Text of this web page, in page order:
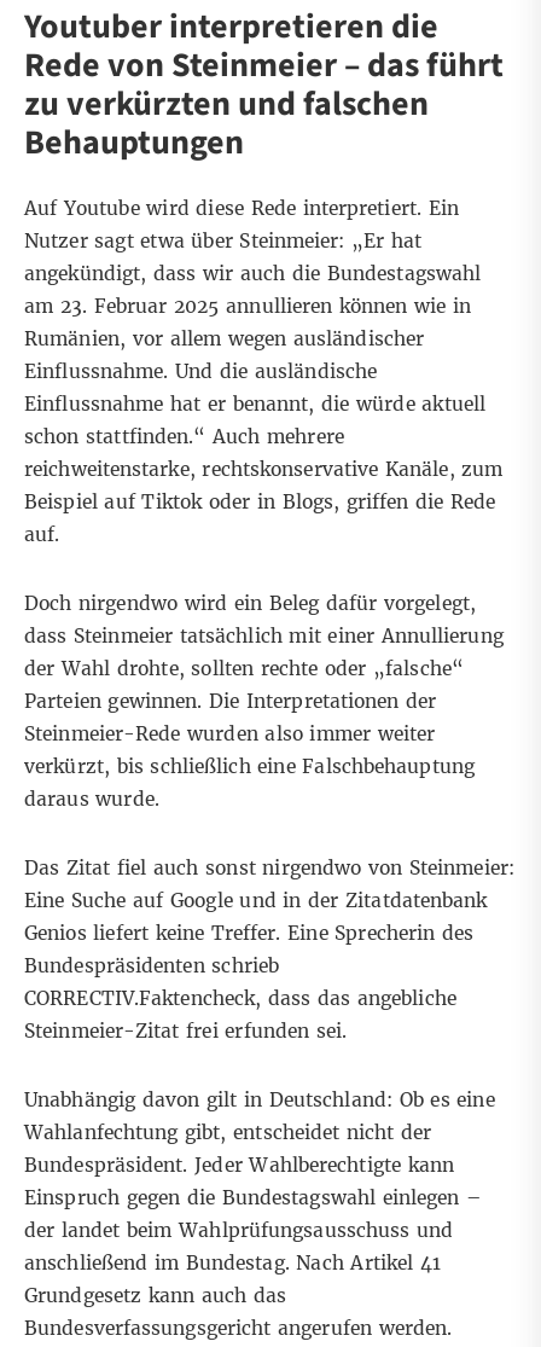
Youtuber interpretieren die
Rede von Steinmeier – das führt
zu verkürzten und falschen
Behauptungen
Auf Youtube wird diese Rede interpretiert. Ein
Nutzer sagt etwa über Steinmeier: „Er hat
angekündigt, dass wir auch die Bundestagswahl
am 23. Februar 2025 annullieren können wie in
Rumänien, vor allem wegen ausländischer
Einflussnahme. Und die ausländische
Einflussnahme hat er benannt, die würde aktuell
schon stattfinden.“ Auch mehrere
reichweitenstarke, rechtskonservative Kanäle, zum
Beispiel aufTiktokoder in Blogs, griffen die Rede
auf.
Doch nirgendwo wird ein Beleg dafür vorgelegt,
dass Steinmeier tatsächlich mit einer Annullierung
der Wahl drohte, sollten rechte oder „falsche“
Parteien gewinnen. Die Interpretationen der
Steinmeier-Rede wurden also immer weiter
verkürzt, bis schließlich eine Falschbehauptung
daraus wurde.
Das Zitat fiel auch sonst nirgendwo von Steinmeier:
Eine Suche auf Google und in der Zitatdatenbank
Genios liefert keine Treffer. Eine Sprecherin des
Bundespräsidenten schrieb
CORRECTIV.Faktencheck, dass das angebliche
Steinmeier-Zitat frei erfunden sei.
Unabhängig davon gilt in Deutschland: Ob es eine
Wahlanfechtung gibt, entscheidet nicht der
Bundespräsident. Jeder Wahlberechtigte kann
Einspruch gegen die Bundestagswahl einlegen –
der landet beim Wahlprüfungsausschuss und
anschließend im Bundestag. NachArtikel 41
Grundgesetz kann auch das
Bundesverfassungsgericht angerufen werden.